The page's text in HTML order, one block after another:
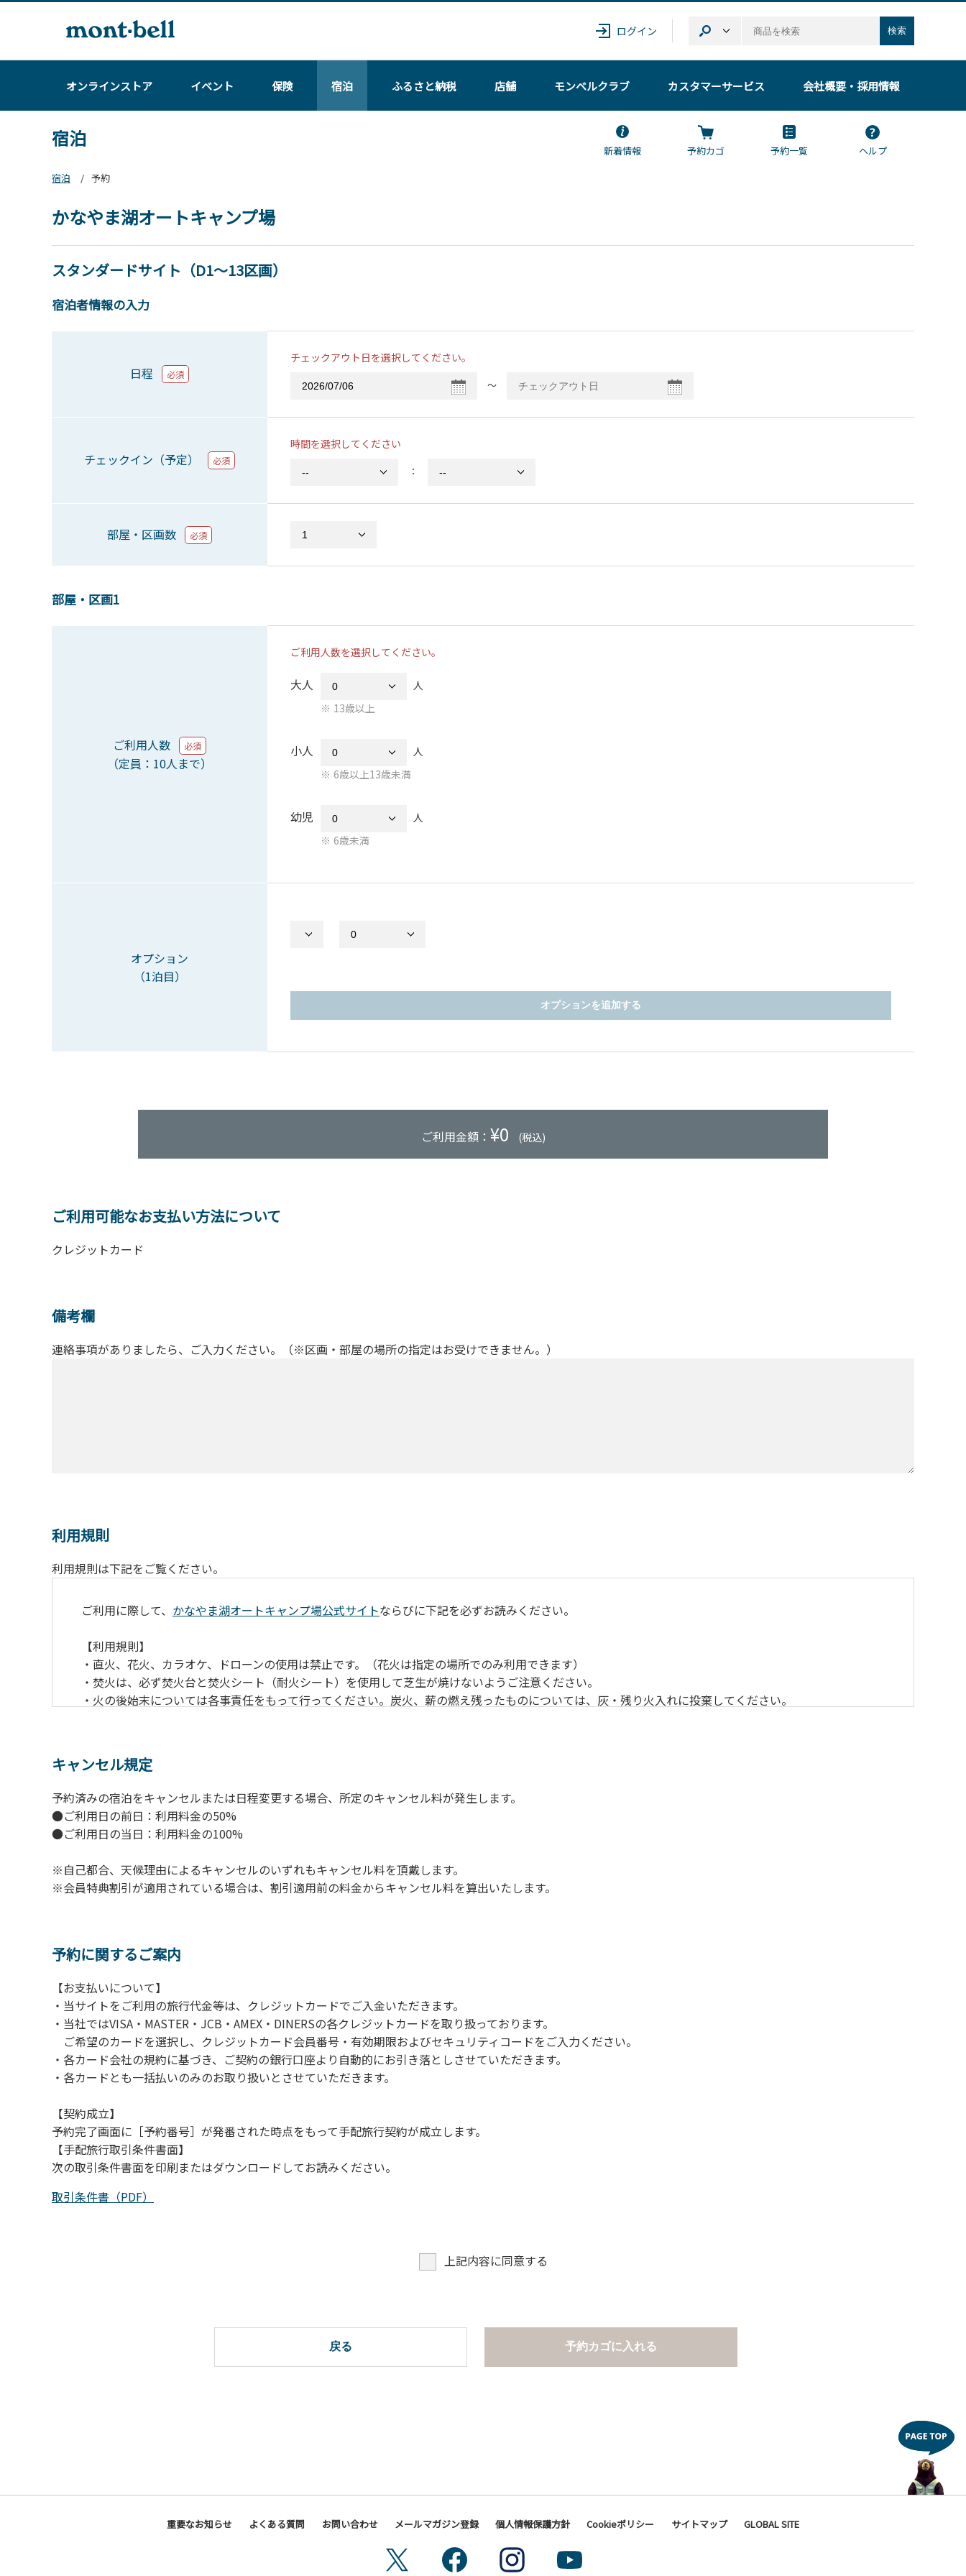
ログイン 検索
オンラインストア イベント 保険 宿泊 ふるさと納税 店舗 モンベルクラブ カスタマーサービス 会社概要・採用情報
宿泊
新着情報 予約カゴ 予約一覧
ヘルプ
宿泊
予約
かなやま湖オートキャンプ場
スタンダードサイト（D1～13区画）
宿泊者情報の入力
日程 必須
チェックアウト日を選択してください。
〜
チェックイン（予定） 必須
時間を選択してください
：
部屋・区画数 必須
部屋・区画1
ご利用人数 必須
（定員：10人まで）
ご利用人数を選択してください。
大人
人
13歳以上
小人
人
6歳以上13歳未満
幼児
人
6歳未満
オプション
（1泊目）
オプションを追加する
ご利用金額： ¥0 (税込)
ご利用可能なお支払い方法について
クレジットカード
備考欄
連絡事項がありましたら、ご入力ください。（※区画・部屋の場所の指定はお受けできません。）
利用規則
利用規則は下記をご覧ください。
ご利用に際して、 かなやま湖オートキャンプ場公式サイトならびに下記を必ずお読みください。
【利用規則】
・直火、花火、カラオケ、ドローンの使用は禁止です。（花火は指定の場所でのみ利用できます）
・焚火は、必ず焚火台と焚火シート（耐火シート）を使用して芝生が焼けないようご注意ください。
・火の後始末については各事責任をもって行ってください。炭火、薪の燃え残ったものについては、灰・残り火入れに投棄してください。
・キャンプサイトでは、車のエンジンを停止してください。
・場内での制限速度は10㎞/h以下です。
・夜間、早朝はお静かにお過ごしください。周囲に迷惑となるような行為（大声での談笑、ポータブルスピーカー等の使用）はお止めください。
・場内で発生した事故やトラブルにつきましては、利用者の自己管理責任とさせていただきます。
キャンセル規定
予約済みの宿泊をキャンセルまたは日程変更する場合、所定のキャンセル料が発生します。
●ご利用日の前日：利用料金の50%
●ご利用日の当日：利用料金の100%
※自己都合、天候理由によるキャンセルのいずれもキャンセル料を頂戴します。
※会員特典割引が適用されている場合は、割引適用前の料金からキャンセル料を算出いたします。
予約に関するご案内
【お支払いについて】
・当サイトをご利用の旅行代金等は、クレジットカードでご入金いただきます。
・当社ではVISA・MASTER・JCB・AMEX・DINERSの各クレジットカードを取り扱っております。
ご希望のカードを選択し、クレジットカード会員番号・有効期限およびセキュリティコードをご入力ください。
・各カード会社の規約に基づき、ご契約の銀行口座より自動的にお引き落としさせていただきます。
・各カードとも一括払いのみのお取り扱いとさせていただきます。
【契約成立】
予約完了画面に［予約番号］が発番された時点をもって手配旅行契約が成立します。
【手配旅行取引条件書面】
次の取引条件書面を印刷またはダウンロードしてお読みください。
取引条件書（PDF）
上記内容に同意する
戻る 予約カゴに入れる
重要なお知らせ よくある質問 お問い合わせ メールマガジン登録 個人情報保護方針 Cookieポリシー サイトマップ GLOBAL SITE